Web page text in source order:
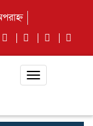
Toggle